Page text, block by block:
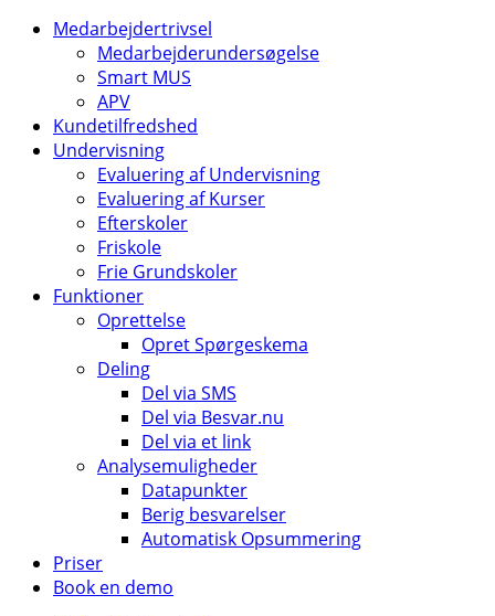
Medarbejdertrivsel
Medarbejderundersøgelse
Smart MUS
APV
Kundetilfredshed
Undervisning
Evaluering af Undervisning
Evaluering af Kurser
Efterskoler
Friskole
Frie Grundskoler
Funktioner
Oprettelse
Opret Spørgeskema
Deling
Del via SMS
Del via Besvar.nu
Del via et link
Analysemuligheder
Datapunkter
Berig besvarelser
Automatisk Opsummering
Priser
Book en demo